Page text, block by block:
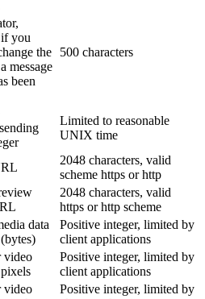
you
the
message
been
500 characters
Limited to reasonable
UNIX time
2048 characters, valid
scheme https or http
2048 characters, valid
https or http scheme
data
Positive integer, limited by
client applications
video
Positive integer, limited by
client applications
video
Positive integer, limited by